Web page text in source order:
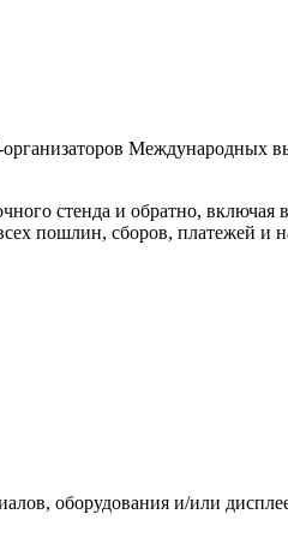
Международных
стенда и обратно, включая
пошлин, сборов, платежей и
оборудования и/или